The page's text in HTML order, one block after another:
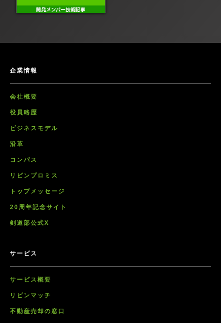
企業情報
会社概要
役員略歴
ビジネスモデル
沿革
コンパス
リビンプロミス
トップメッセージ
20周年記念サイト
剣道部公式X
サービス
サービス概要
リビンマッチ
不動産売却の窓口